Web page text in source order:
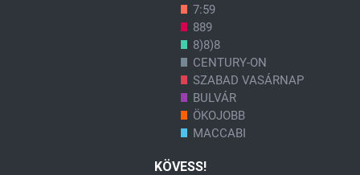
7:59
889
8)8)8
CENTURY-ON
SZABAD VASÁRNAP
BULVÁR
ÖKOJOBB
MACCABI
KÖVESS!